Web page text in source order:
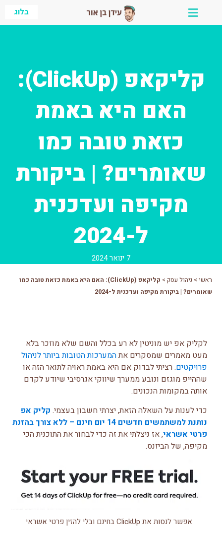
בלוג
קליקאפ (ClickUp):
האם היא באמת
כזאת טובה כמו
שאומרים? | ביקורת
מקיפה ועדכנית
ל-2024
7 ינואר 2024
ראשי > ניהול עסק >
קליקאפ (ClickUp): האם היא באמת כזאת טובה כמו
שאומרים? | ביקורת מקיפה ועדכנית ל-2024
לקליק אפ יש מוניטין לא רע בכלל והשם שלא מוזכר בלא
מעט מאמרים שמסקרים אתהמערכות הטובות ביותר לניהול
פרויקטים. רציתי לבדוק אם היא באמת ראויה לתואר הזה או
שההייפ מוגזם ונובע ממערך שיווקי אגרסיבי שיודע לקדם
אותה במקומות הנכונים.
כדי לענות על השאלה הזאת, יצרתי חשבון בעצמי. קליק אפ
נותנת למשתמשים חדשים 14 יום חינם – ללא צורך בהזנת
פרטי אשראי, אז ניצלתי את זה כדי לבחור את התוכנית הכי
מקיפה, של הביזנס.
אפשר לנסות את ClickUp בחינם ובלי להזין פרטי אשראי